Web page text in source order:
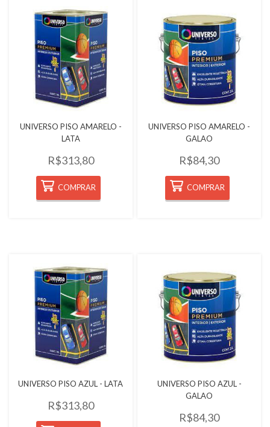
Quickview
UNIVERSO PISO AMARELO -
LATA
R$313,80
COMPRAR
Quickview
UNIVERSO PISO AMARELO -
GALAO
R$84,30
COMPRAR
Quickview
UNIVERSO PISO AZUL - LATA
R$313,80
Quickview
UNIVERSO PISO AZUL -
GALAO
R$84,30